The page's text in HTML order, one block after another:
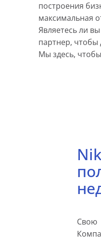
построения
максимальная
Являетесь ли
партнер, чтобы
Мы здесь,
Свою